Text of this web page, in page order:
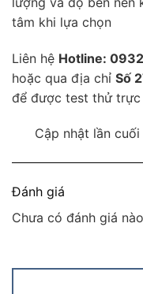
tâm khi lựa chọn
Liên hệ Hotline:
hoặc qua địa chỉ Số
để được test thử trực
Cập nhật lần
Đánh giá
Chưa có đánh giá